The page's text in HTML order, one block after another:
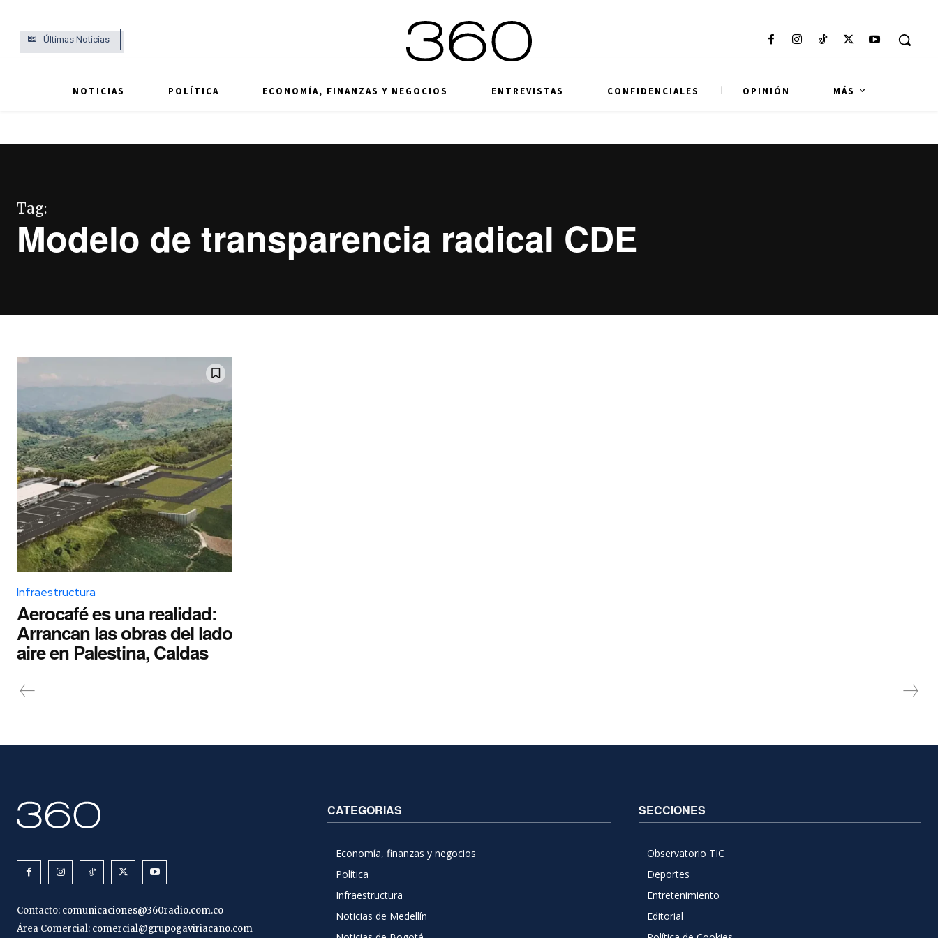
Últimas Noticias
NOTICIAS POLÍTICA ECONOMÍA, FINANZAS Y NEGOCIOS ENTREVISTAS CONFIDENCIALES OPINIÓN MÁS
Tag:
Modelo de transparencia radical CDE
Infraestructura
Aerocafé es una realidad:
Arrancan las obras del lado
aire en Palestina, Caldas
Contacto: comunicaciones@360radio.com.co
Área Comercial: comercial@grupogaviriacano.com
CATEGORIAS
Economía, finanzas y negocios
Política
Infraestructura
Noticias de Medellín
SECCIONES
Observatorio TIC
Deportes
Entretenimiento
Editorial